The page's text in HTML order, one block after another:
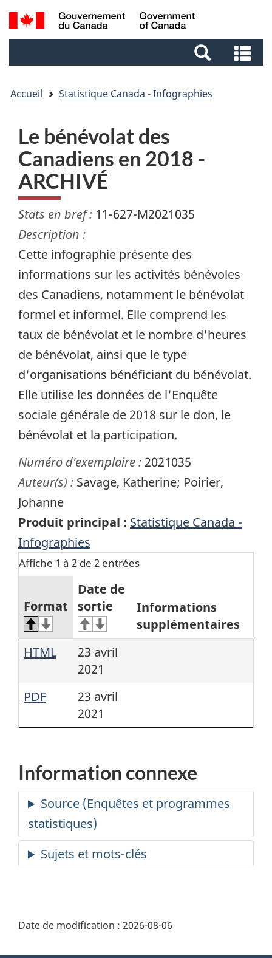
Aller
au
Aller
au
Passer
à
Recherche
et
et
Accueil Statistique Canada - Infographies
Le bénévolat des
Canadiens en 2018 -
ARCHIVÉ
Stats en bref : 11-627-M2021035
Description :
Cette infographie présente des
informations sur les activités bénévoles
des Canadiens, notamment le bénévolat
formel et informel. Elle comprend les
taux de bénévolat et le nombre d'heures
de bénévolat, ainsi que le type
d'organisations bénéficiant du bénévolat.
Elle utilise les données de l'Enquête
sociale générale de 2018 sur le don, le
bénévolat et la participation.
Numéro d'exemplaire : 2021035
Auteur(s) : Savage, Katherine; Poirier,
Johanne
Produit principal : Statistique Canada -
Infographies
Affiche 1 à 2 de 2 entrées
Format
Date de
sortie
Informations
supplémentaires
HTML
23 avril
2021
PDF
23 avril
2021
Information connexe
Date de modification : 2026-08-06